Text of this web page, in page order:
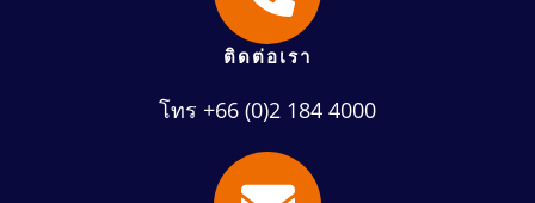
ติดต่อเรา
โทร +66 (0)2 184 4000